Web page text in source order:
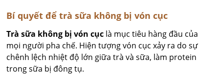
Bí quyết để trà sữa không bị vón cục
Trà sữa không bị vón cục là mục tiêu hàng đầu của
mọi người pha chế. Hiện tượng vón cục xảy ra do sự
chênh lệch nhiệt độ lớn giữa trà và sữa, làm protein
trong sữa bị đông tụ.